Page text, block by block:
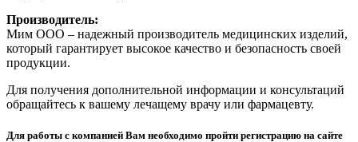
Производитель:
Мим ООО – надежный производитель медицинских изделий,
который гарантирует высокое качество и безопасность своей
продукции.
Для получения дополнительной информации и консультаций
обращайтесь к вашему лечащему врачу или фармацевту.
Для работы с компанией Вам необходимо пройти регистрацию на сайте